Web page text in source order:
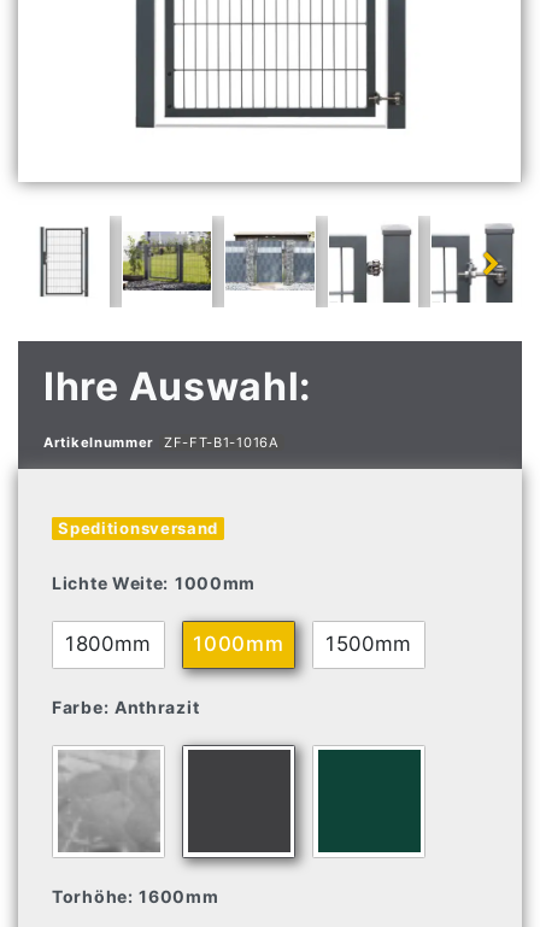
Ihre Auswahl:
Artikelnummer ZF-FT-B1-1016A
Speditionsversand
Lichte Weite: 1000mm
1800mm 1000mm 1500mm
Farbe: Anthrazit
Torhöhe: 1600mm